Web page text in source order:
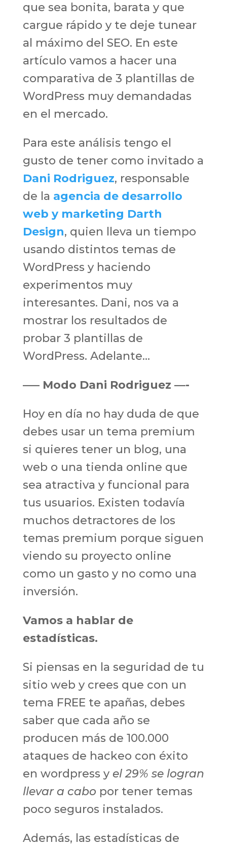
que sea bonita, barata y que
cargue rápido y te deje tunear
al máximo del SEO. En este
artículo vamos a hacer una
comparativa de 3 plantillas de
WordPress muy demandadas
en el mercado.
Para este análisis tengo el
gusto de tener como invitado a
Dani Rodriguez, responsable
de la agencia de desarrollo
web y marketing Darth
Design, quien lleva un tiempo
usando distintos temas de
WordPress y haciendo
experimentos muy
interesantes. Dani, nos va a
mostrar los resultados de
probar 3 plantillas de
WordPress. Adelante…
—– Modo Dani Rodriguez —-
Hoy en día no hay duda de que
debes usar un tema premium
si quieres tener un blog, una
web o una tienda online que
sea atractiva y funcional para
tus usuarios. Existen todavía
muchos detractores de los
temas premium porque siguen
viendo su proyecto online
como un gasto y no como una
inversión.
Vamos a hablar de
estadísticas.
Si piensas en la seguridad de tu
sitio web y crees que con un
tema FREE te apañas, debes
saber que cada año se
producen más de 100.000
ataques de hackeo con éxito
en wordpress y el 29% se logran
llevar a cabo por tener temas
poco seguros instalados.
Además, las estadísticas de